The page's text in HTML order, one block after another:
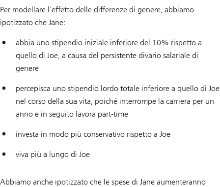
Per modellare l'effetto delle differenze di genere, abbiamo
ipotizzato che Jane:
abbia uno stipendio iniziale inferiore del 10% rispetto a
quello di Joe, a causa del persistente divario salariale di
genere
percepisca uno stipendio lordo totale inferiore a quello di Joe
nel corso della sua vita, poiché interrompe la carriera per un
anno e in seguito lavora part-time
investa in modo più conservativo rispetto a Joe
viva più a lungo di Joe
Abbiamo anche ipotizzato che le spese di Jane aumenteranno